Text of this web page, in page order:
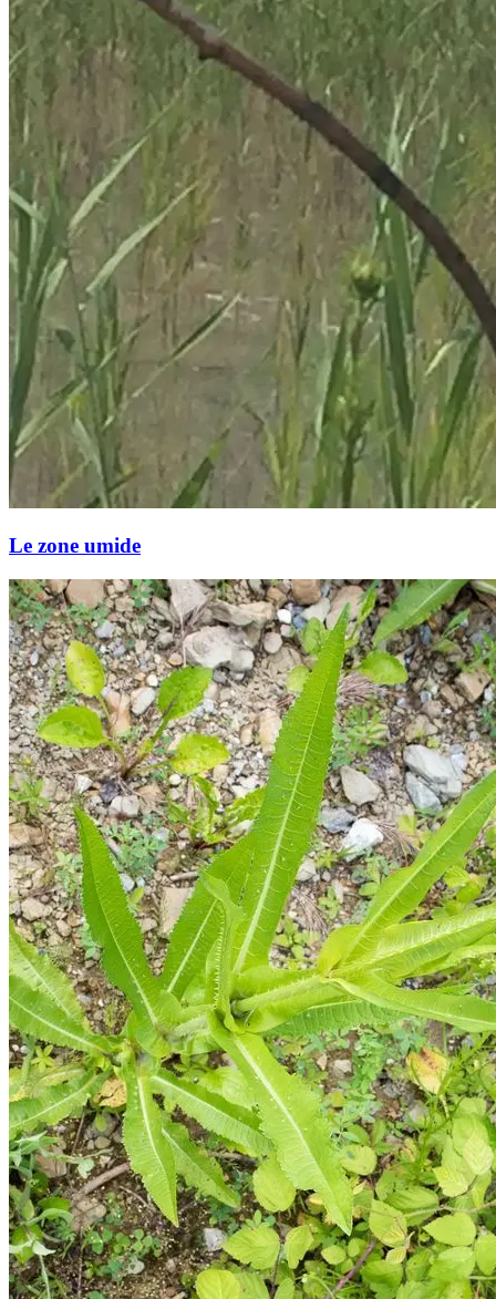
Le zone umide